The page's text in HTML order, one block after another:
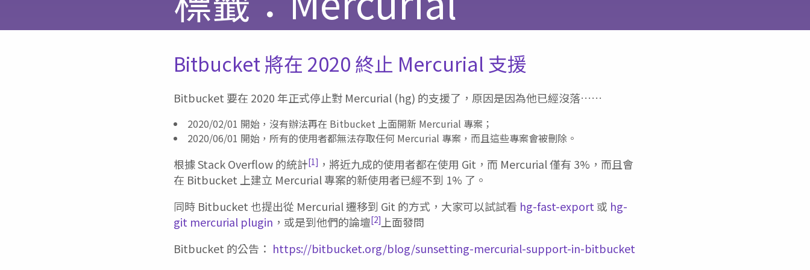
Bitbucket 將在 2020 終止 Mercurial 支援
Bitbucket 要在 2020 年正式停止對 Mercurial (hg) 的支援了，原因是因為他已經沒落……
2020/02/01 開始，沒有辦法再在 Bitbucket 上面開新 Mercurial 專案；
2020/06/01 開始，所有的使用者都無法存取任何 Mercurial 專案，而且這些專案會被刪除。
根據 Stack Overflow 的統計[1] ，將近九成的使用者都在使用 Git，而 Mercurial 僅有 3%，而且會
在 Bitbucket 上建立 Mercurial 專案的新使用者已經不到 1% 了。
同時 Bitbucket 也提出從 Mercurial 遷移到 Git 的方式，大家可以試試看 hg-fast-export或 hg-
git mercurial plugin ，或是到他們的論壇[2]上面發問
Bitbucket 的公告： https://bitbucket.org/blog/sunsetting-mercurial-support-in-bitbucket